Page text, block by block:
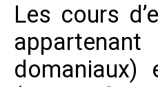
Les cours